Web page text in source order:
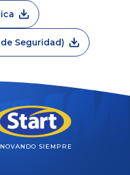
Seguridad)
SIEMPRE